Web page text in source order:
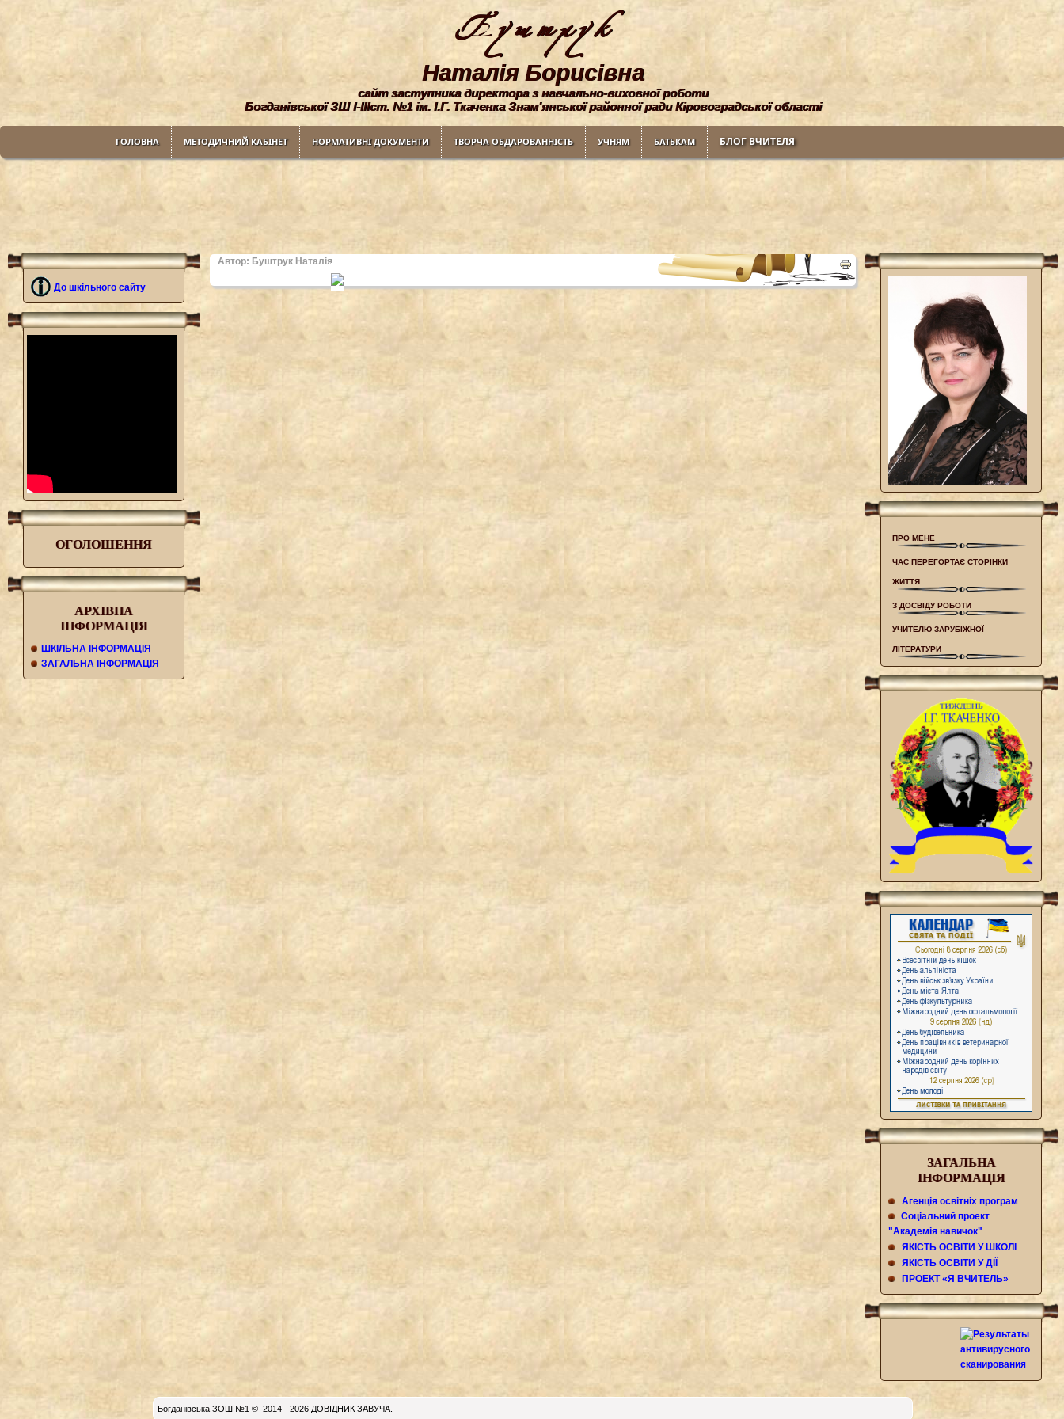
Буштрук
Наталiя Борисiвна
сайт заступника директора з навчально-виховної роботи
Богданiвської ЗШ I-IIIст. №1 iм. I.Г. Ткаченка Знам'янської районної ради Кіровоградської області
ГОЛОВНА МЕТОДИЧНИЙ КАБIНЕТ НОРМАТИВНI ДОКУМЕНТИ ТВОРЧА ОБДАРОВАННIСТЬ УЧНЯМ БАТЬКАМ БЛОГ ВЧИТЕЛЯ
До шкiльного сайту
OГОЛОШЕННЯ
АРХIВНА
IНФОРМАЦIЯ
ШКIЛЬНА IНФОРМАЦIЯ
ЗАГАЛЬНА IНФОРМАЦIЯ
Автор: Буштрук Наталiя
ПРО МЕНЕ
ЧАС ПЕРЕГОРТАЄ СТОРІНКИ
ЖИТТЯ
З ДОСВІДУ РОБОТИ
УЧИТЕЛЮ ЗАРУБІЖНОЇ
ЛІТЕРАТУРИ
ЗАГАЛЬНА
IНФОРМАЦIЯ
Агенцiя освiтнiх програм
Соцiальний проект
"Академiя навичок"
ЯКІСТЬ ОСВІТИ У ШКОЛІ
ЯКІСТЬ ОСВІТИ У ДІЇ
ПРОЕКТ «Я ВЧИТЕЛЬ»
Богданiвська ЗОШ №1 © 2014 - 2026 ДОВIДНИК ЗАВУЧА.